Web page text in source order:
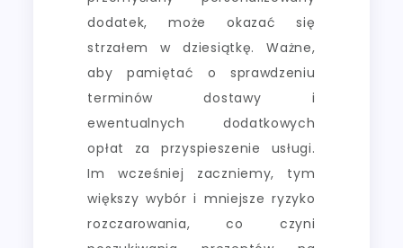
dodatek, może okazać się
strzałem w dziesiątkę. Ważne,
aby pamiętać o sprawdzeniu
terminów dostawy i
ewentualnych dodatkowych
opłat za przyspieszenie usługi.
Im wcześniej zaczniemy, tym
większy wybór i mniejsze ryzyko
rozczarowania, co czyni